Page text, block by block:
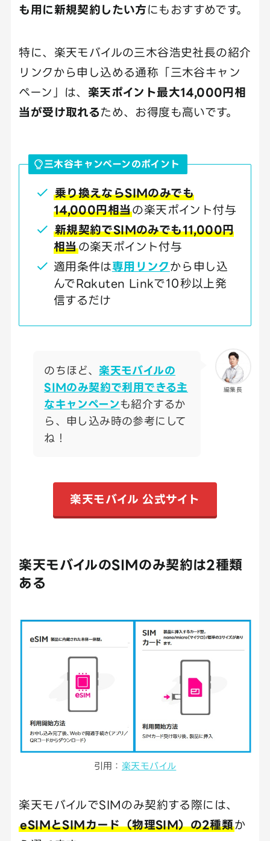
も用に新規契約したい方にもおすすめです。
特に、楽天モバイルの三木谷浩史社長の紹介
リンクから申し込める通称「三木谷キャン
ペーン」は、 楽天ポイント最大14,000円相
当が受け取れるため、お得度も高いです。
三木谷キャンペーンのポイント
乗り換えならSIMのみでも
14,000円相当の楽天ポイント付与
新規契約でSIMのみでも11,000円
相当の楽天ポイント付与
適用条件は専用リンクから申し込
んでRakuten Linkで10秒以上発
信するだけ
編集長
のちほど、 楽天モバイルの
SIMのみ契約で利用できる主
なキャンペーンも紹介するか
ら、申し込み時の参考にして
ね！
楽天モバイル 公式サイト
楽天モバイルのSIMのみ契約は2種類
ある
引用： 楽天モバイル
楽天モバイルでSIMのみ契約する際には、
eSIMとSIMカード（物理SIM）の2種類か